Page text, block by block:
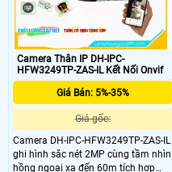
Camera Thân IP DH-IPC-
HFW3249TP-ZAS-IL Kết Nối Onvif
Giá Bán: 5%-35%
Giá gốc:
Camera DH-IPC-HFW3249TP-ZAS-IL
ghi hình săc nét 2MP cùng tầm nhìn
hồng ngoại xa đến 60m tích hợp